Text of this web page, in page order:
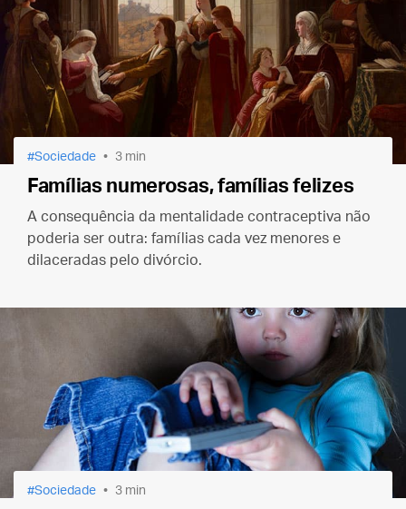
Sociedade 3 min
Famílias numerosas, famílias felizes
A consequência da mentalidade contraceptiva não
poderia ser outra: famílias cada vez menores e
dilaceradas pelo divórcio.
Sociedade 3 min